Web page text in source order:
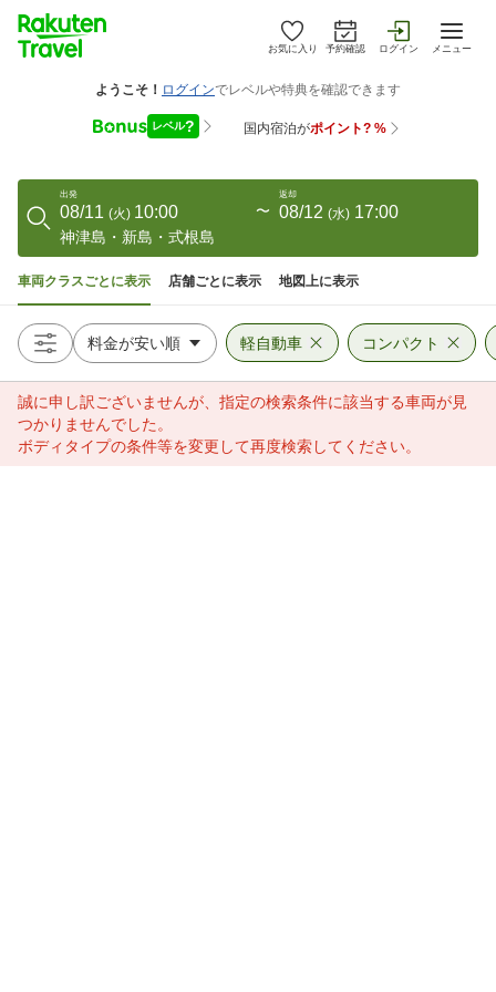
お気に入り 予約確認 ログイン メニュー
出発
08/11 (火) 10:00 〜
返却
08/12 (水) 17:00
神津島・新島・式根島
車両クラスごとに表示 店舗ごとに表示 地図上に表示
軽自動車 コンパクト
誠に申し訳ございませんが、指定の検索条件に該当する車両が見
つかりませんでした。
ボディタイプの条件等を変更して再度検索してください。